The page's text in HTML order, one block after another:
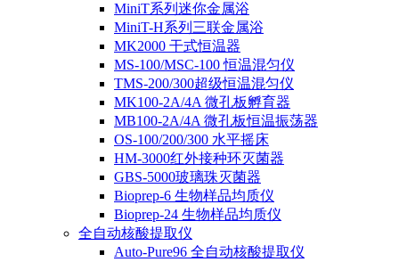
MiniT系列迷你金属浴
MiniT-H系列三联金属浴
MK2000 干式恒温器
MS-100/MSC-100 恒温混匀仪
TMS-200/300超级恒温混匀仪
MK100-2A/4A 微孔板孵育器
MB100-2A/4A 微孔板恒温振荡器
OS-100/200/300 水平摇床
HM-3000红外接种环灭菌器
GBS-5000玻璃珠灭菌器
Bioprep-6 生物样品均质仪
Bioprep-24 生物样品均质仪
全自动核酸提取仪
Auto-Pure96 全自动核酸提取仪